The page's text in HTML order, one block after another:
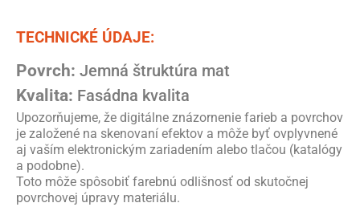
TECHNICKÉ ÚDAJE:
Povrch: Jemná štruktúra mat
Kvalita: Fasádna kvalita
Upozorňujeme, že digitálne znázornenie farieb a povrchov
je založené na skenovaní efektov a môže byť ovplyvnené
aj vaším elektronickým zariadením alebo tlačou (katalógy
a podobne).
Toto môže spôsobiť farebnú odlišnosť od skutočnej
povrchovej úpravy materiálu.